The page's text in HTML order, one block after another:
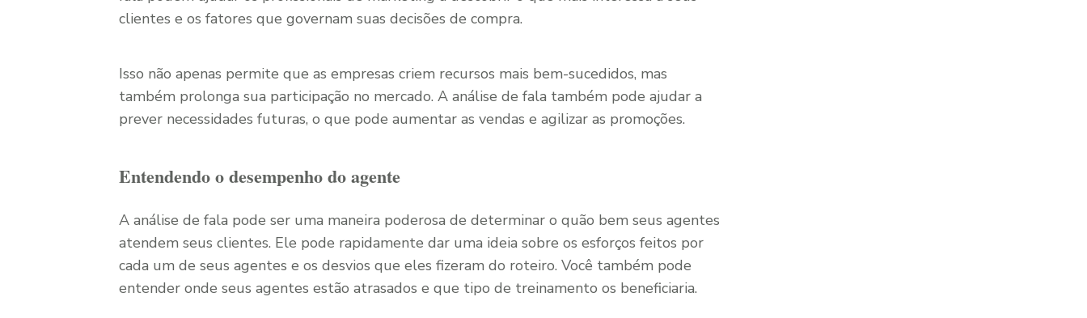
clientes e os fatores que governam suas decisões de compra.
Isso não apenas permite que as empresas criem recursos mais bem-sucedidos, mas
também prolonga sua participação no mercado. A análise de fala também pode ajudar a
prever necessidades futuras, o que pode aumentar as vendas e agilizar as promoções.
Entendendo o desempenho do agente
A análise de fala pode ser uma maneira poderosa de determinar o quão bem seus agentes
atendem seus clientes. Ele pode rapidamente dar uma ideia sobre os esforços feitos por
cada um de seus agentes e os desvios que eles fizeram do roteiro. Você também pode
entender onde seus agentes estão atrasados e que tipo de treinamento os beneficiaria.